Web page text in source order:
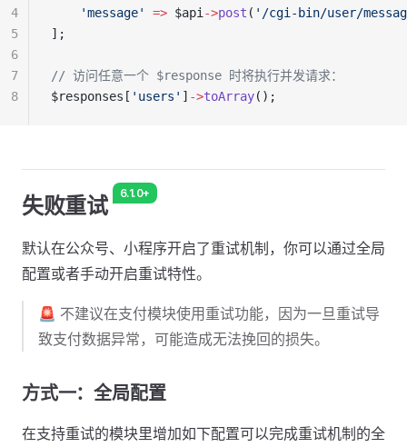
    'message'
=> $api ->post ( '/cgi-bin/user/
];
// 访问任意一个 $response 时将执行并发请求：
$responses[ 'users' ] ->toArray();
4
5
6
7
8
失败重试 6.1.0+
默认在公众号、小程序开启了重试机制，你可以通过全局
配置或者手动开启重试特性。
🚨 不建议在支付模块使用重试功能，因为一旦重试导
致支付数据异常，可能造成无法挽回的损失。
方式一：全局配置
在支持重试的模块里增加如下配置可以完成重试机制的全